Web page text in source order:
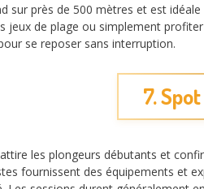
sur près de 500 mètres et est
jeux de plage ou simplement
se reposer sans interruption.
7.
les plongeurs débutants et
fournissent des équipements et